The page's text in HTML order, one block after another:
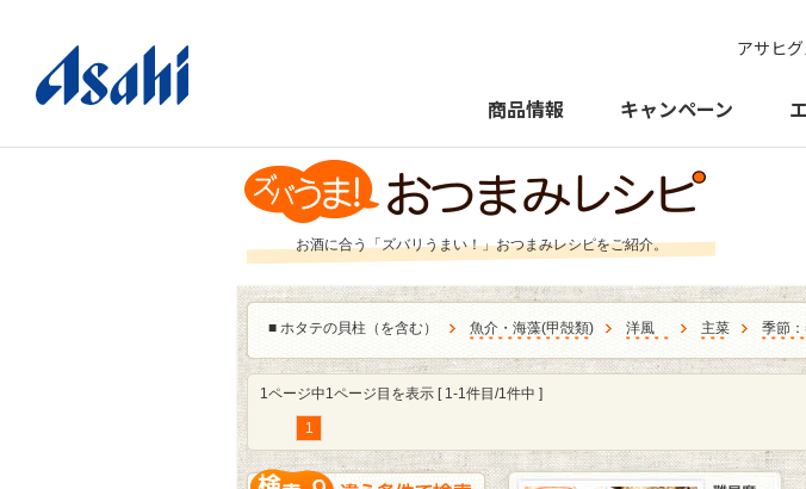
アサヒ
商品情報 キャンペーン
お酒に合う「ズバリうまい！」おつまみレシピをご紹介。
■ ホタテの貝柱（を含む） 魚介・海藻(甲殻類) 洋風 主菜 季節
1ページ中1ページ目を表示 [ 1-1件目/1件中 ]
1